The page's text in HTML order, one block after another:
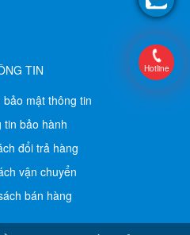
TIN
mật thông tin
tin bảo hành
đổi trả hàng
vận chuyển
bán hàng
Hotline